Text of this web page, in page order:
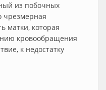
из побочных
чрезмерная
матки, которая
кровообращения
к недостатку